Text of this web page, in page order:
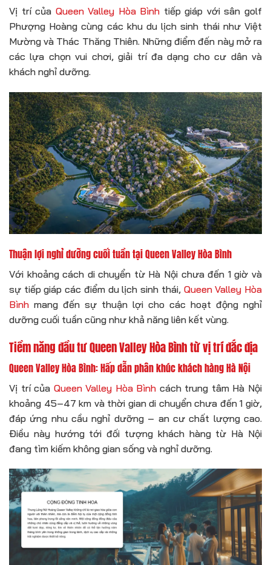
Vị trí của Queen Valley Hòa Bình tiếp giáp với sân golf
Phượng Hoàng cùng các khu du lịch sinh thái như Việt
Mường và Thác Thăng Thiên. Những điểm đến này mở ra
các lựa chọn vui chơi, giải trí đa dạng cho cư dân và
khách nghỉ dưỡng.
Thuận lợi nghỉ dưỡng cuối tuần tại Queen Valley Hòa Bình
Với khoảng cách di chuyển từ Hà Nội chưa đến 1 giờ và
sự tiếp giáp các điểm du lịch sinh thái, Queen Valley Hòa
Bình mang đến sự thuận lợi cho các hoạt động nghỉ
dưỡng cuối tuần cũng như khả năng liên kết vùng.
Tiềm năng đầu tư Queen Valley Hòa Bình từ vị trí đắc địa
Queen Valley Hòa Bình: Hấp dẫn phân khúc khách hàng Hà Nội
Vị trí của Queen Valley Hòa Bình cách trung tâm Hà Nội
khoảng 45–47 km và thời gian di chuyển chưa đến 1 giờ,
đáp ứng nhu cầu nghỉ dưỡng – an cư chất lượng cao.
Điều này hướng tới đối tượng khách hàng từ Hà Nội
đang tìm kiếm không gian sống và nghỉ dưỡng.